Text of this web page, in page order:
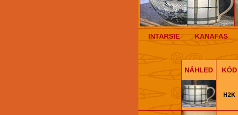
INTARSIE KANAFAS
NÁHLED
KÓD
H2K